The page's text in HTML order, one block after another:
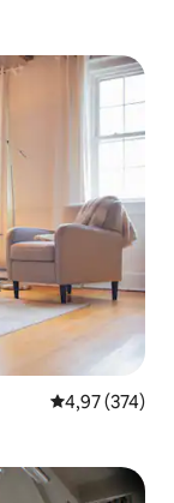
4,97 av 5 i
4,97 (374)